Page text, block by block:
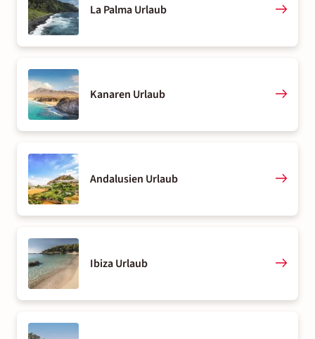
La Palma Urlaub
Kanaren Urlaub
Andalusien Urlaub
Ibiza Urlaub